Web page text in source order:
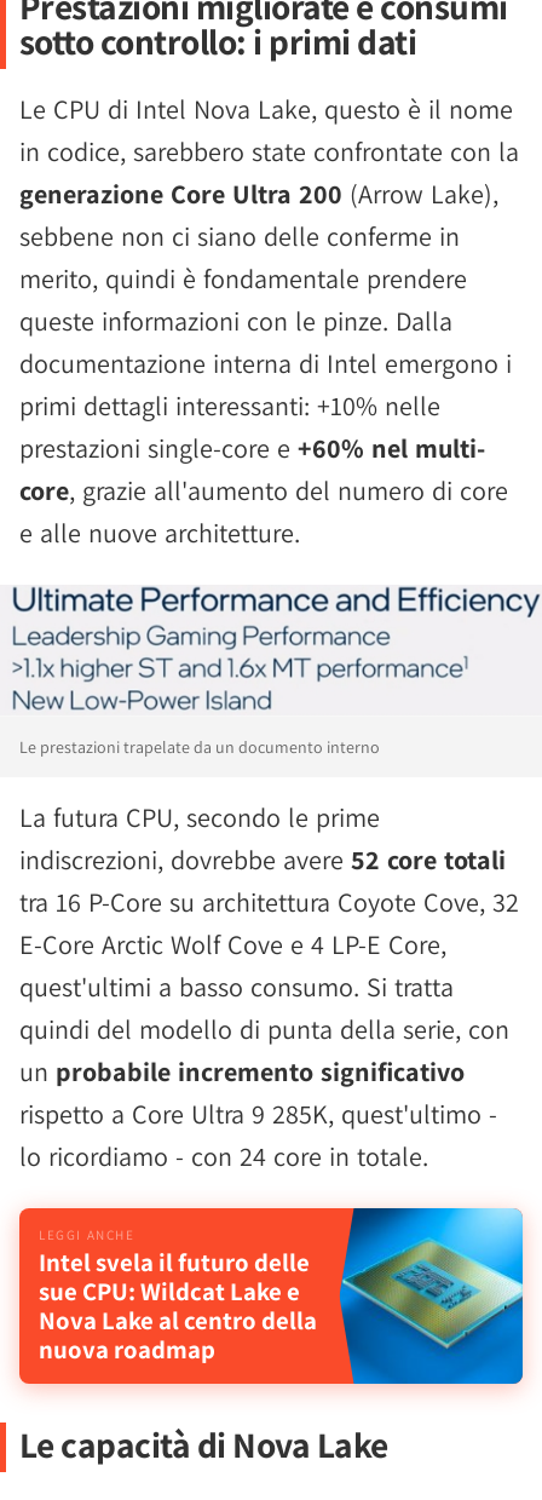
sotto controllo: i primi dati
Le CPU di Intel Nova Lake, questo è il nome
in codice, sarebbero state confrontate con la
generazione Core Ultra 200 (Arrow Lake),
sebbene non ci siano delle conferme in
merito, quindi è fondamentale prendere
queste informazioni con le pinze. Dalla
documentazione interna di Intel emergono i
primi dettagli interessanti: +10% nelle
prestazioni single-core e +60% nel multi-
core, grazie all'aumento del numero di core
e alle nuove architetture.
Le prestazioni trapelate da un documento interno
La futura CPU, secondo le prime
indiscrezioni, dovrebbe avere 52 core totali
tra 16 P-Core su architettura Coyote Cove, 32
E-Core Arctic Wolf Cove e 4 LP-E Core,
quest'ultimi a basso consumo. Si tratta
quindi del modello di punta della serie, con
un probabile incremento significativo
rispetto a Core Ultra 9 285K, quest'ultimo -
lo ricordiamo - con 24 core in totale.
Intel svela il futuro delle
sue CPU: Wildcat Lake e
Nova Lake al centro della
nuova roadmap
Le capacità di Nova Lake